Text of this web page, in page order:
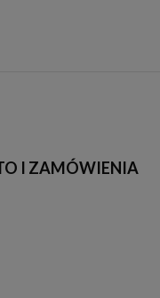
I ZAMÓWIENIA